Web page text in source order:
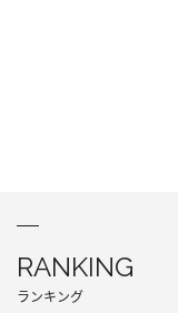
RANKING
ランキング